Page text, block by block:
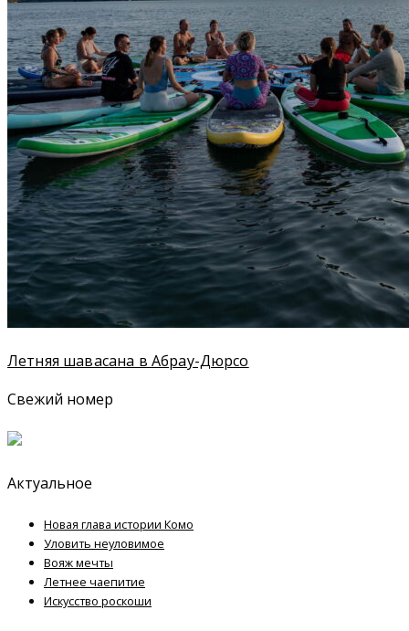
Летняя шавасана в Абрау-Дюрсо
Свежий номер
Актуальное
Новая глава истории Комо
Уловить неуловимое
Вояж мечты
Летнее чаепитие
Искусство роскоши